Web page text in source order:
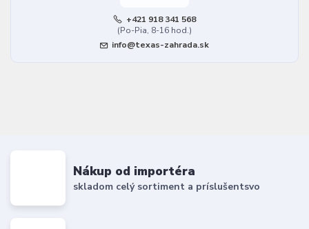
+421 918 341 568
(Po-Pia, 8-16 hod.)
info@texas-zahrada.sk
Nákup od importéra
skladom celý sortiment a príslušentsvo